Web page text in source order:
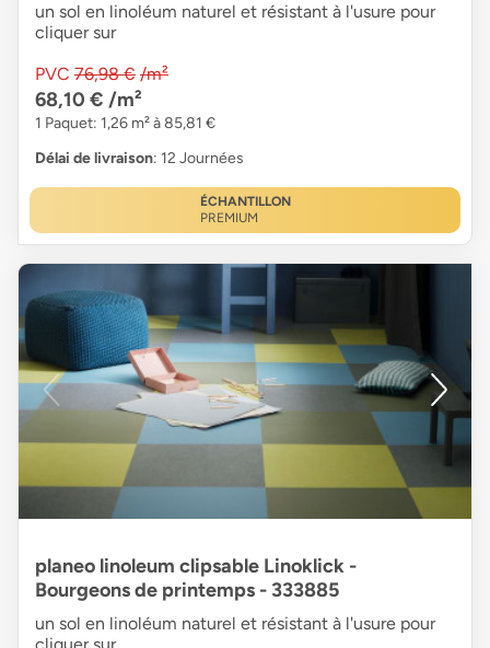
un sol en linoléum naturel et résistant à l'usure pour
cliquer sur
PVC 76,98 € /m²
68,10 € /m²
1 Paquet: 1,26 m² à 85,81 €
Délai de livraison: 12 Journées
ÉCHANTILLON
PREMIUM
planeo linoleum clipsable Linoklick -
Bourgeons de printemps - 333885
un sol en linoléum naturel et résistant à l'usure pour